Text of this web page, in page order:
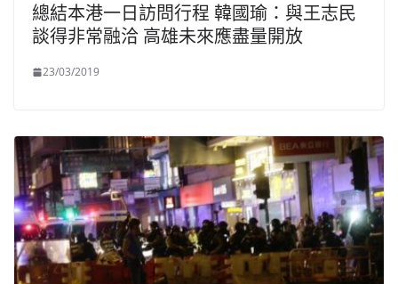
總結本港一日訪問行程 韓國瑜：與王志民
談得非常融洽 高雄未來應盡量開放
23/03/2019